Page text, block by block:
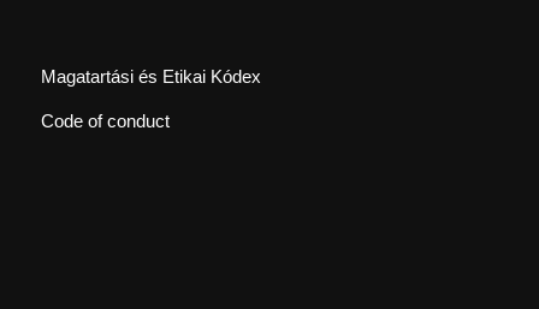
Magatartási és Etikai Kódex
Code of conduct